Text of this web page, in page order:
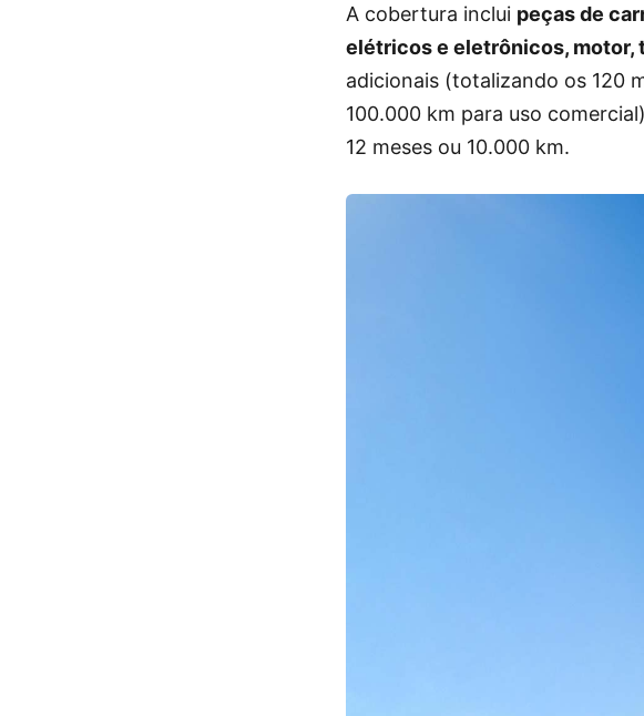
A cobertura inclui peças de
elétricos e eletrônicos, motor,
adicionais (totalizando os 120
100.000 km para uso
12 meses ou 10.000 km.